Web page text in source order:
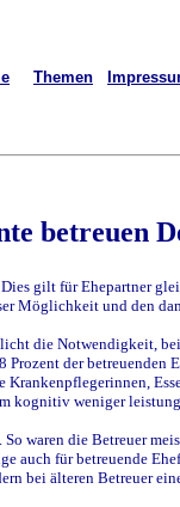
Themen
betreuen
gilt für Ehepartner
Möglichkeit und den
die Notwendigkeit,
der
kognitiv weniger
waren die Betreuer
auch für betreuende
bei älteren Betreuer